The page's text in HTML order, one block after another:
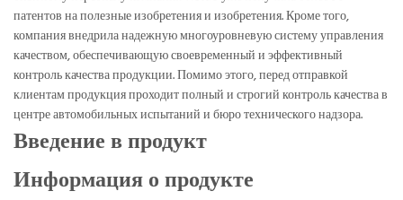
патентов на полезные изобретения и изобретения. Кроме того,
компания внедрила надежную многоуровневую систему управления
качеством, обеспечивающую своевременный и эффективный
контроль качества продукции. Помимо этого, перед отправкой
клиентам продукция проходит полный и строгий контроль качества в
центре автомобильных испытаний и бюро технического надзора.
Введение в продукт
Информация о продукте